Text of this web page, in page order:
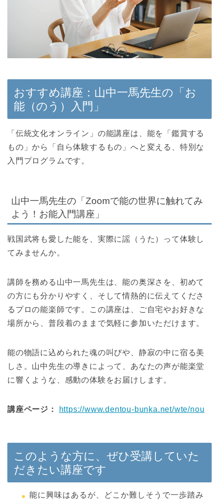
おすすめ講座：山中一馬先生の「お
能（のう）入門」
「伝統文化オンライン」の能講座は、能を「鑑賞する
もの」から「自ら体験するもの」へと変える、特別な
入門プログラムです。
山中一馬先生の「Zoomで能の世界に触れてみ
よう！お能入門講座」
戦国武将も愛した能を、実際に謡（うた）って体験し
てみませんか。
講師を務める山中一馬先生は、能の奥深さを、初めて
の方にも分かりやすく、そして情熱的に伝えてくださ
るプロの能楽師です。この講座は、ご自宅やお好きな
場所から、普段着のままで気軽に参加いただけます。
能の物語に込められた魂の叫びや、静寂の中に宿る美
しさ。山中先生の導きによって、あなたの声が能楽堂
に響くような、感動の体験をお届けします。
講座ページ： https://www.dentou-bunka.net/wte/nou
このような方に、ぜひ受講していた
だきたい講座です
能に興味はあるが、どこか難しそうで一歩踏み